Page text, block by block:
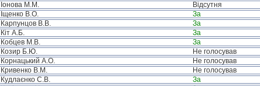
Іонова М.М.
Відсутня
Іщенко В.О.
За
Карпунцов В.В.
За
Кіт А.Б.
За
Кобцев М.В.
За
Козир Б.Ю.
Не голосував
Корнацький А.О.
Не голосував
Кривенко В.М.
Не голосував
Кудлаєнко С.В.
За